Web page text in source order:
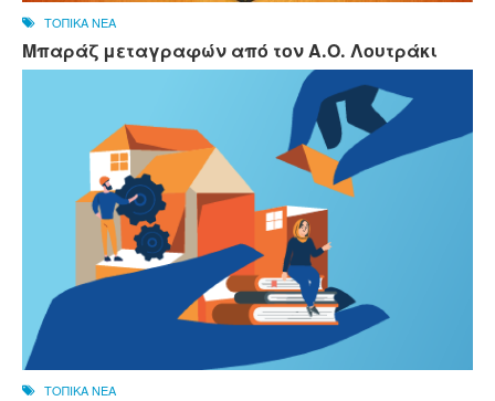
ΤΟΠΙΚΑ ΝΕΑ
Μπαράζ μεταγραφών από τον Α.Ο. Λουτράκι
ΤΟΠΙΚΑ ΝΕΑ